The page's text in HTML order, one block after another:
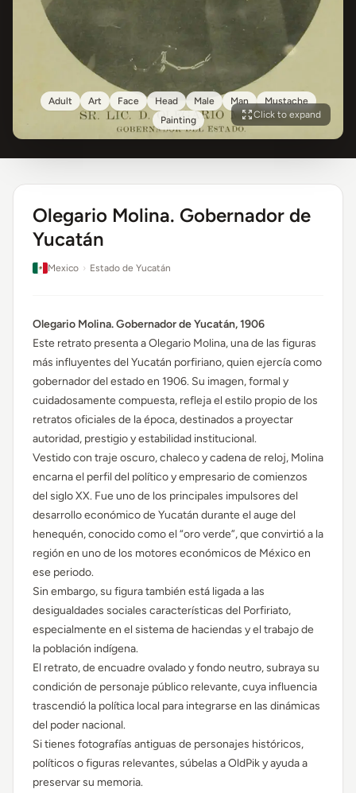
Adult Art Face Head Male Man
Mustache
Painting
Click to expand
Olegario Molina. Gobernador de
Yucatán
Mexico › Estado de Yucatán
Olegario Molina. Gobernador de Yucatán, 1906
Este retrato presenta a Olegario Molina, una de las figuras
más influyentes del Yucatán porfiriano, quien ejercía como
gobernador del estado en 1906. Su imagen, formal y
cuidadosamente compuesta, refleja el estilo propio de los
retratos oficiales de la época, destinados a proyectar
autoridad, prestigio y estabilidad institucional.
Vestido con traje oscuro, chaleco y cadena de reloj, Molina
encarna el perfil del político y empresario de comienzos
del siglo XX. Fue uno de los principales impulsores del
desarrollo económico de Yucatán durante el auge del
henequén, conocido como el “oro verde”, que convirtió a la
región en uno de los motores económicos de México en
ese periodo.
Sin embargo, su figura también está ligada a las
desigualdades sociales características del Porfiriato,
especialmente en el sistema de haciendas y el trabajo de
la población indígena.
El retrato, de encuadre ovalado y fondo neutro, subraya su
condición de personaje público relevante, cuya influencia
trascendió la política local para integrarse en las dinámicas
del poder nacional.
Si tienes fotografías antiguas de personajes históricos,
políticos o figuras relevantes, súbelas a OldPik y ayuda a
preservar su memoria.